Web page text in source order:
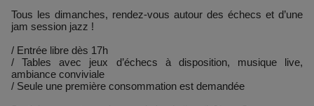
Tous les dimanches, rendez-vous autour des échecs et d’une
jam session jazz !
/ Entrée libre dès 17h
/ Tables avec jeux d’échecs à disposition, musique live,
ambiance conviviale
/ Seule une première consommation est demandée